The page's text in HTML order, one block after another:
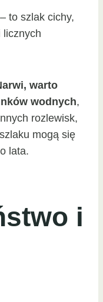
to szlak cichy,
licznych
warto
wodnych,
rozlewisk,
mogą się
lata.
i